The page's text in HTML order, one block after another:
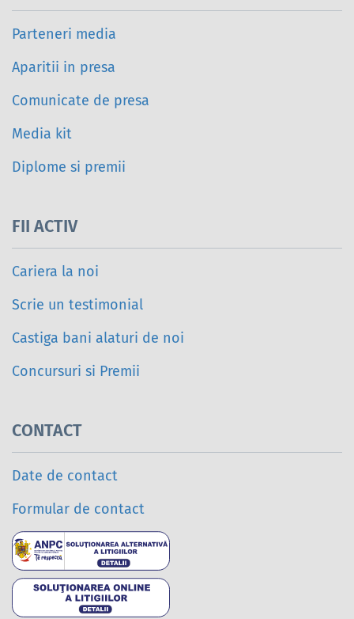
Parteneri media
Aparitii in presa
Comunicate de presa
Media kit
Diplome si premii
FII ACTIV
Cariera la noi
Scrie un testimonial
Castiga bani alaturi de noi
Concursuri si Premii
CONTACT
Date de contact
Formular de contact